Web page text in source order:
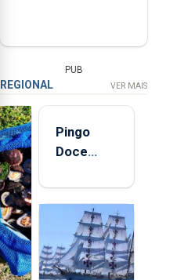
PUB
REGIONAL VER MAIS
Pingo
Doce
quinta-
feira nova
loja em
São
Sebastião